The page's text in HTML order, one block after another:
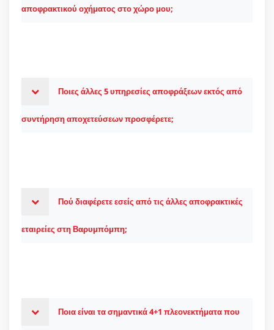
αποφρακτικού οχήματος στο χώρο μου;
Ποιες άλλες 5 υπηρεσίες αποφράξεων εκτός από
συντήρηση αποχετεύσεων προσφέρετε;
Πού διαφέρετε εσείς από τις άλλες αποφρακτικές
εταιρείες στη Βαρυμπόμπη;
Ποια είναι τα σημαντικά 4+1 πλεονεκτήματα που